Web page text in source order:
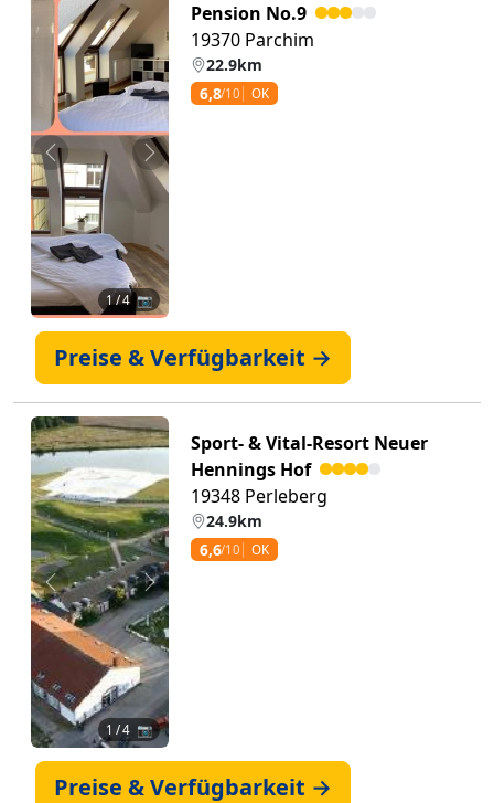
Zurück Weiter
1/ 4 📷
Pension No.9
19370 Parchim
22.9km
6,8/10 OK
Preise & Verfügbarkeit →
Zurück Weiter
1 / 4 📷
Sport- & Vital-Resort Neuer
Hennings Hof
19348 Perleberg
24.9km
6,6/10 OK
Preise & Verfügbarkeit →